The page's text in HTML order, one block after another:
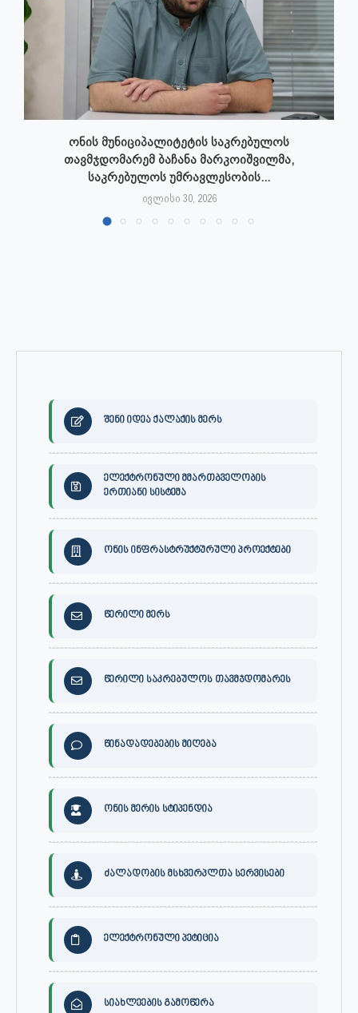
ონის მუნიციპალიტეტის საკრებულოს
თავმჯდომარემ ბაჩანა მარკოიშვილმა,
საკრებულოს უმრავლესობის...
ივლისი 30, 2026
შენი იდეა ქალაქის მერს
ელექტრონული მმართბველობის
ერთიანი სისტემა
ონის ინფრასტრუქტურული პროექტები
წერილი მერს
წერილი საკრებულოს თავმჯდომარეს
წინადადებების მიღება
ონის მერის სტიპენდია
ძალადობის მსხვერპლთა სერვისები
ელექტრონული პეტიცია
სიახლეების გამოწერა